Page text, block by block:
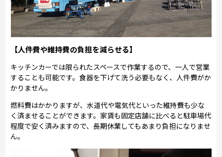
【人件費や維持費の負担を減らせる】
キッチンカーでは限られたスペースで作業するので、一人で営業
することも可能です。食器を下げて洗う必要もなく、人件費がか
かりません。
燃料費はかかりますが、水道代や電気代といった維持費も少な
く済ませることができます。家賃も固定店舗に比べると駐車場代
程度で安く済みますので、長期休業してもあまり負担になりませ
ん。